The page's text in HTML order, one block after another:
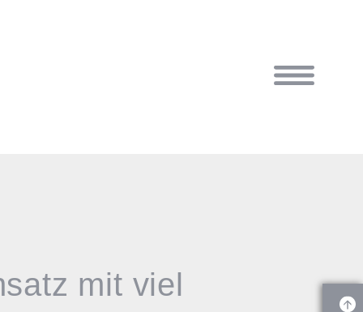
mit viel